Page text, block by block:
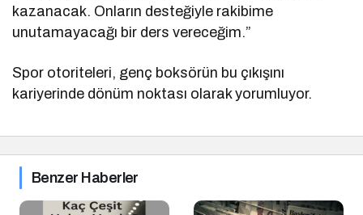
kazanacak. Onların desteğiyle rakibime
unutamayacağı bir ders vereceğim.”
Spor otoriteleri, genç boksörün bu çıkışını
kariyerinde dönüm noktası olarak yorumluyor.
Benzer Haberler